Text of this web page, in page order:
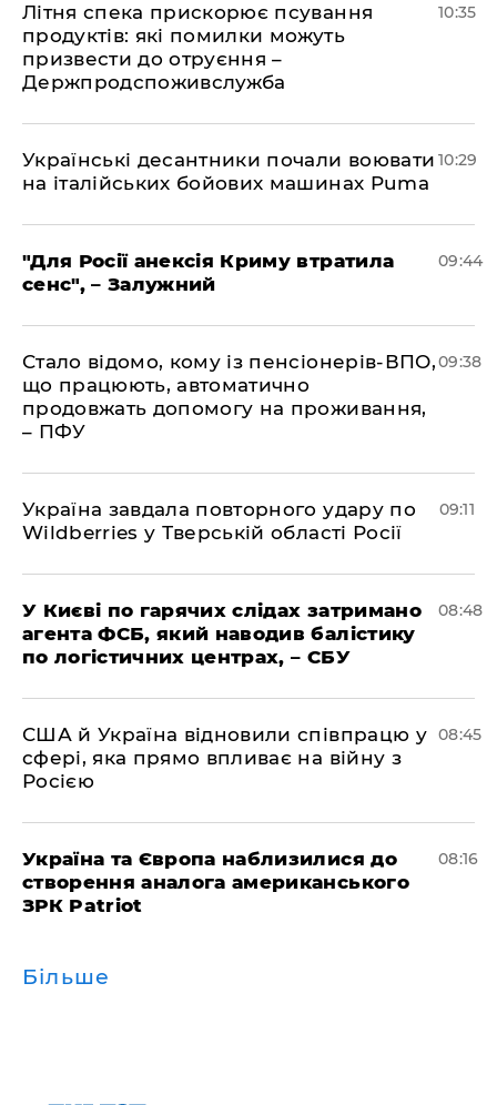
Літня спека прискорює псування
продуктів: які помилки можуть
призвести до отруєння –
Держпродспоживслужба
10:35
Українські десантники почали воювати
на італійських бойових машинах Puma
10:29
"Для Росії анексія Криму втратила
сенс", – Залужний
09:44
Стало відомо, кому із пенсіонерів-ВПО,
що працюють, автоматично
продовжать допомогу на проживання,
– ПФУ
09:38
Україна завдала повторного удару по
Wildberries у Тверській області Росії
09:11
У Києві по гарячих слідах затримано
агента ФСБ, який наводив балістику
по логістичних центрах, – СБУ
08:48
США й Україна відновили співпрацю у
сфері, яка прямо впливає на війну з
Росією
08:45
Україна та Європа наблизилися до
створення аналога американського
ЗРК Patriot
08:16
Більше